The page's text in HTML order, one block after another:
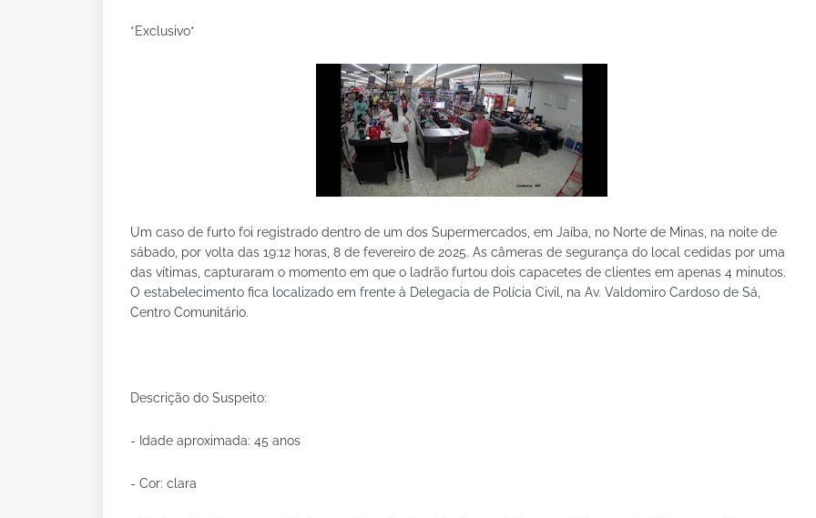
*Exclusivo*
Um caso de furto foi registrado dentro de um dos Supermercados, em Jaíba, no Norte de Minas, na noite de
sábado, por volta das 19:12 horas, 8 de fevereiro de 2025. As câmeras de segurança do local cedidas por uma
das vítimas, capturaram o momento em que o ladrão furtou dois capacetes de clientes em apenas 4 minutos.
O estabelecimento fica localizado em frente à Delegacia de Polícia Civil, na Av. Valdomiro Cardoso de Sá,
Centro Comunitário.
Descrição do Suspeito:
- Idade aproximada: 45 anos
- Cor: clara